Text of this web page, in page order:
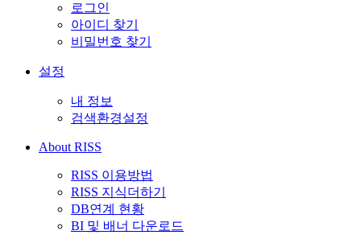
로그인
아이디 찾기
비밀번호 찾기
설정
내 정보
검색환경설정
About RISS
RISS 이용방법
RISS 지식더하기
DB연계 현황
BI 및 배너 다운로드